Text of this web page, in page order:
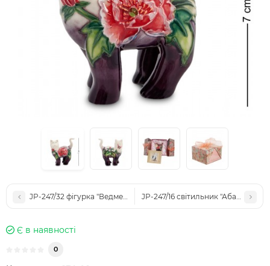
JP-247/32 фігурка "Ведмежа" (Pavone)JP-247/16 світильник "Абажур"
Є в наявності
0